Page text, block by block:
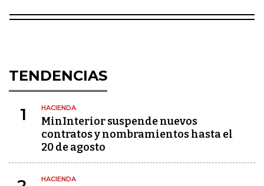
TENDENCIAS
1 HACIENDA
MinInterior suspende nuevos
contratos y nombramientos hasta el
20 de agosto
HACIENDA